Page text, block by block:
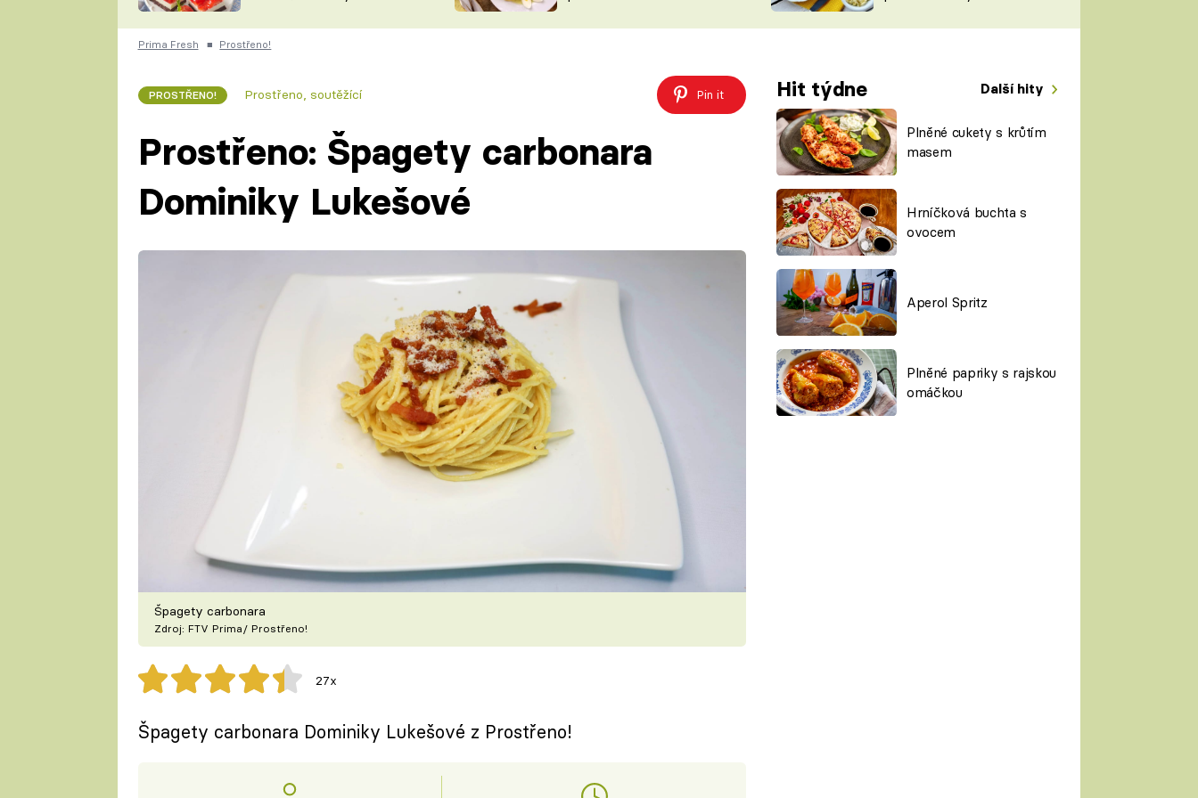
ČESKO NA TALÍŘI
KUCHAŘKA
VYCHYTÁVKY
ŠÉFREDAKTORKY
ČASOPIS
Prima Fresh ■ Prostřeno!
PROSTŘENO! Prostřeno, soutěžící Pin it Hit týdne Další hity
Plněné cukety s krůtím
masem
Hrníčková buchta s
ovocem
Aperol Spritz
Plněné papriky s rajskou
omáčkou
Prostřeno: Špagety carbonara
Dominiky Lukešové
Špagety carbonara
Zdroj: FTV Prima/ Prostřeno!
27x
Špagety carbonara Dominiky Lukešové z Prostřeno!